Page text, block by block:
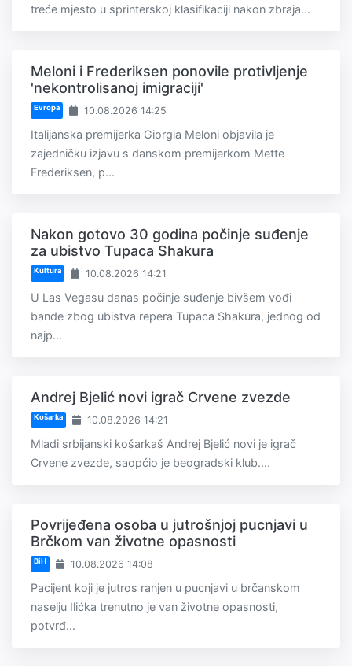
treće mjesto u sprinterskoj klasifikaciji nakon zbraja...
Meloni i Frederiksen ponovile protivljenje
'nekontrolisanoj imigraciji'
Evropa 10.08.2026 14:25
Italijanska premijerka Giorgia Meloni objavila je
zajedničku izjavu s danskom premijerkom Mette
Frederiksen, p...
Nakon gotovo 30 godina počinje suđenje
za ubistvo Tupaca Shakura
Kultura 10.08.2026 14:21
U Las Vegasu danas počinje suđenje bivšem vođi
bande zbog ubistva repera Tupaca Shakura, jednog od
najp...
Andrej Bjelić novi igrač Crvene zvezde
Košarka 10.08.2026 14:21
Mladi srbijanski košarkaš Andrej Bjelić novi je igrač
Crvene zvezde, saopćio je beogradski klub....
Povrijeđena osoba u jutrošnjoj pucnjavi u
Brčkom van životne opasnosti
BiH 10.08.2026 14:08
Pacijent koji je jutros ranjen u pucnjavi u brčanskom
naselju Ilićka trenutno je van životne opasnosti,
potvrđ...